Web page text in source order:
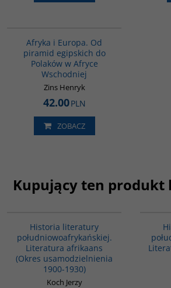
Afryka i Europa. Od
piramid egipskich do
Polaków w Afryce
Wschodniej
Zins Henryk
42.00PLN
ZOBACZ
Kupujący ten produkt
Historia literatury
południowoafrykańskiej.
Literatura afrikaans
(Okres usamodzielnienia
1900-1930)
Koch Jerzy